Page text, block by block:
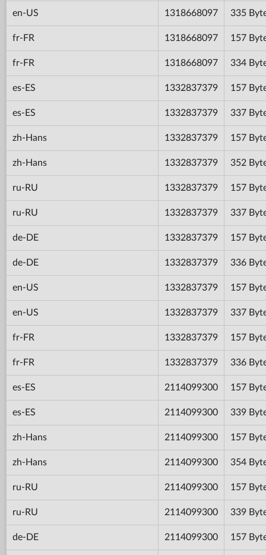
en-US 1318668097 335
fr-FR 1318668097 157
fr-FR 1318668097 334
es-ES 1332837379 157
es-ES 1332837379 337
zh-Hans 1332837379 157
zh-Hans 1332837379 352
ru-RU 1332837379 157
ru-RU 1332837379 337
de-DE 1332837379 157
de-DE 1332837379 336
en-US 1332837379 157
en-US 1332837379 337
fr-FR 1332837379 157
fr-FR 1332837379 336
es-ES 2114099300 157
es-ES 2114099300 339
zh-Hans 2114099300 157
zh-Hans 2114099300 354
ru-RU 2114099300 157
ru-RU 2114099300 339
de-DE 2114099300 157